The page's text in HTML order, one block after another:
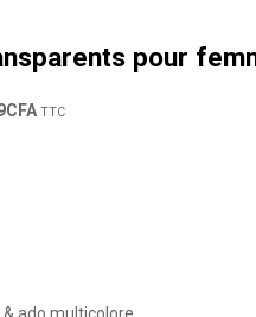
pour
CFA TTC